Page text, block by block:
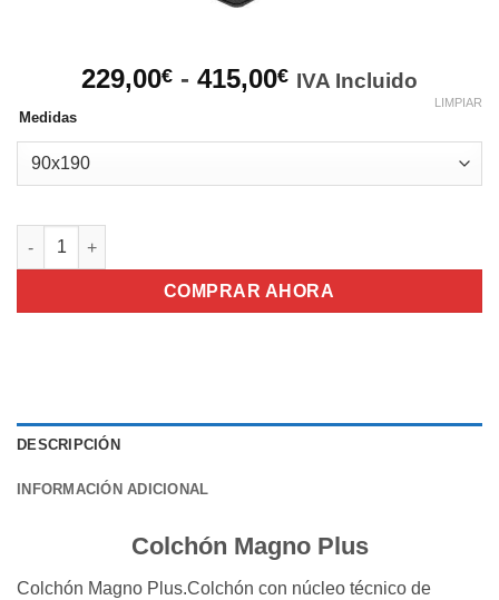
229,00€ - 415,00€Rango
229,00€
IVA Incluido
Medidas
LIMPIAR
Colchón Magno Plus cantidad
COMPRAR AHORA
DESCRIPCIÓN
INFORMACIÓN ADICIONAL
Colchón Magno Plus
Colchón Magno Plus.Colchón con núcleo técnico de